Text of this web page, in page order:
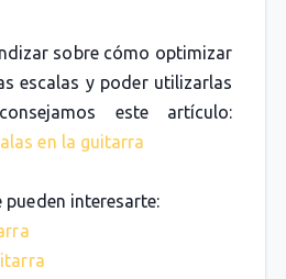
sobre cómo optimizar
escalas y poder utilizarlas
este artículo:
en la guitarra
interesarte: